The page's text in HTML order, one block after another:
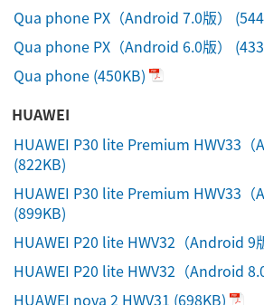
Qua phone PX（Android 7.0版）
Qua phone PX（Android 6.0版）
Qua phone (450KB)
HUAWEI
HUAWEI P30 lite Premium HWV33（
(822KB)
HUAWEI P30 lite Premium HWV33（
(899KB)
HUAWEI P20 lite HWV32（Android 9
HUAWEI P20 lite HWV32（Android
HUAWEI nova 2 HWV31 (698KB)